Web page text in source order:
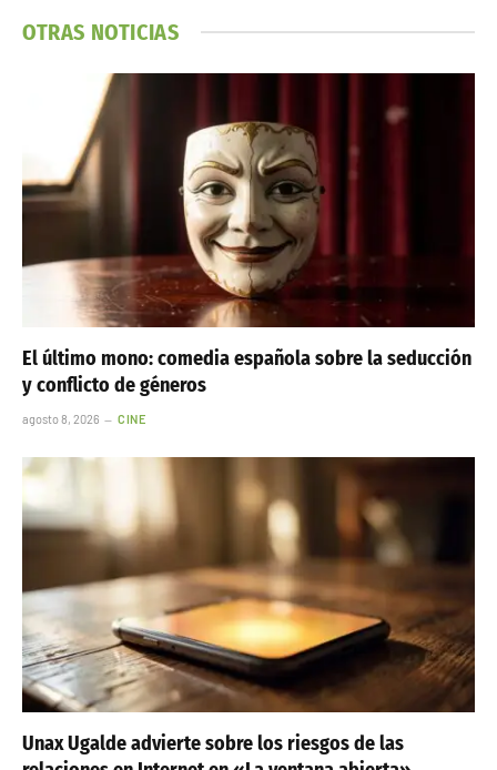
OTRAS NOTICIAS
El último mono: comedia española sobre la seducción
y conflicto de géneros
agosto 8, 2026 CINE
Unax Ugalde advierte sobre los riesgos de las